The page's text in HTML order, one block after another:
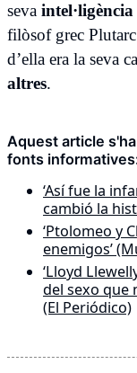
seva intel·ligència
filòsof grec Plutarc
d’ella era la seva
altres.
Aquest article
fonts
‘Así fue la
cambió la
‘Ptolomeo y
enemigos’
‘Lloyd
del sexo que
(El Periódico)